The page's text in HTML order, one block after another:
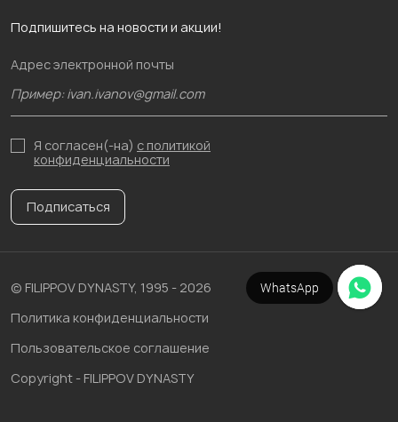
Подпишитесь на новости и акции!
Адрес электронной почты
Я согласен(-на) с политикой
конфиденциальности
Подписаться
© FILIPPOV DYNASTY, 1995 - 2026
Политика конфиденциальности
Пользовательское соглашение
Copyright - FILIPPOV DYNASTY
WhatsAppTelegram